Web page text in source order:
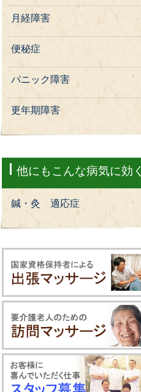
月経障害
便秘症
パニック障害
更年期障害
他にもこんな病気に効く
鍼・灸 適応症